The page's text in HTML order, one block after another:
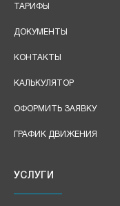
ТАРИФЫ
ДОКУМЕНТЫ
КОНТАКТЫ
КАЛЬКУЛЯТОР
ОФОРМИТЬ ЗАЯВКУ
ГРАФИК ДВИЖЕНИЯ
УСЛУГИ